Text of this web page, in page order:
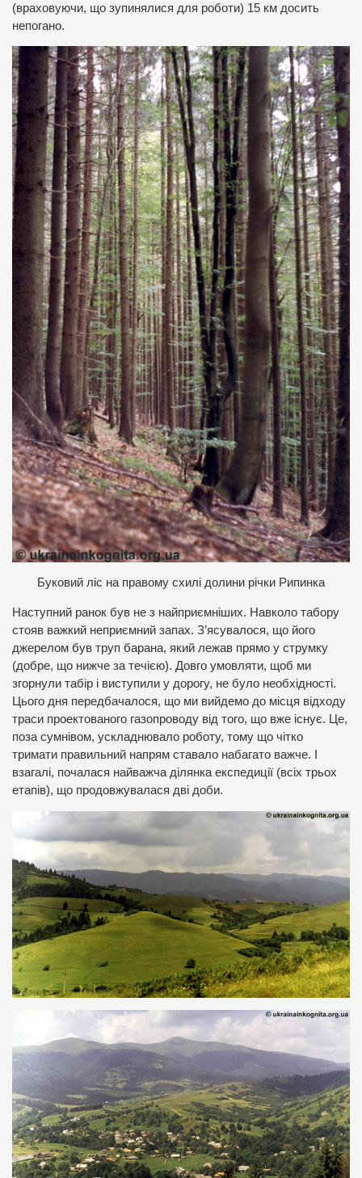
(враховуючи, що зупинялися для роботи) 15 км досить
непогано.
Буковий ліс на правому схилі долини річки Рипинка
Наступний ранок був не з найприємніших. Навколо табору
стояв важкий неприємний запах. З’ясувалося, що його
джерелом був труп барана, який лежав прямо у струмку
(добре, що нижче за течією). Довго умовляти, щоб ми
згорнули табір і виступили у дорогу, не було необхідності.
Цього дня передбачалося, що ми вийдемо до місця відходу
траси проектованого газопроводу від того, що вже існує. Це,
поза сумнівом, ускладнювало роботу, тому що чітко
тримати правильний напрям ставало набагато важче. І
взагалі, почалася найважча ділянка експедиції (всіх трьох
етапів), що продовжувалася дві доби.